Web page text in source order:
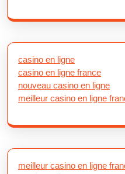
casino en ligne
casino en ligne france
nouveau casino en ligne
meilleur casino en ligne
meilleur casino en ligne